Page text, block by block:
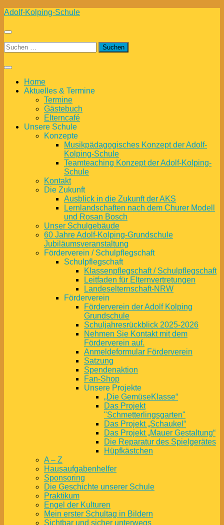
Zum
springen
Adolf-Kolping-Schule
Suchen
nach:
Home
Aktuelles & Termine
Termine
Gästebuch
Elterncafé
Unsere Schule
Konzepte
Musikpädagogisches Konzept der Adolf-
Kolping-Schule
Teamteaching Konzept der Adolf-Kolping-
Schule
Kontakt
Die Zukunft
Ausblick in die Zukunft der AKS
Lernlandschaften nach dem Churer Modell
und Rosan Bosch
Unser Schulgebäude
60 Jahre Adolf-Kolping-Grundschule
Jubiläumsveranstaltung
Förderverein / Schulpflegschaft
Schulpflegschaft
Klassenpflegschaft / Schulpflegschaft
Leitfaden für Elternvertretungen
Landeselternschaft-NRW
Förderverein
Förderverein der Adolf Kolping
Grundschule
Schuljahresrückblick 2025-2026
Nehmen Sie Kontakt mit dem
Förderverein auf.
Anmeldeformular Förderverein
Satzung
Spendenaktion
Fan-Shop
Unsere Projekte
„Die GemüseKlasse“
Das Projekt
"Schmetterlingsgarten"
Das Projekt „Schaukel“
Das Projekt „Mauer Gestaltung“
Die Reparatur des Spielgerätes
Hüpfkästchen
A – Z
Hausaufgabenhelfer
Sponsoring
Die Geschichte unserer Schule
Praktikum
Engel der Kulturen
Mein erster Schultag in Bildern
Sichtbar und sicher unterwegs